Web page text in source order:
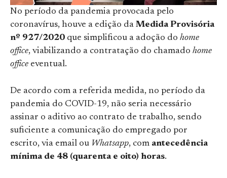
No período da pandemia provocada pelo
coronavírus, houve a edição da Medida Provisória
nº 927/2020 que simplificou a adoção do home
office, viabilizando a contratação do chamado home
office eventual.
De acordo com a referida medida, no período da
pandemia do COVID-19, não seria necessário
assinar o aditivo ao contrato de trabalho, sendo
suficiente a comunicação do empregado por
escrito, via email ou Whatsapp, com antecedência
mínima de 48 (quarenta e oito) horas.